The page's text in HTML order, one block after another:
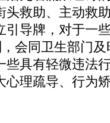
头救助、主动救
引导牌，对于一
会同卫生部门
些具有轻微违法
心理疏导、行为